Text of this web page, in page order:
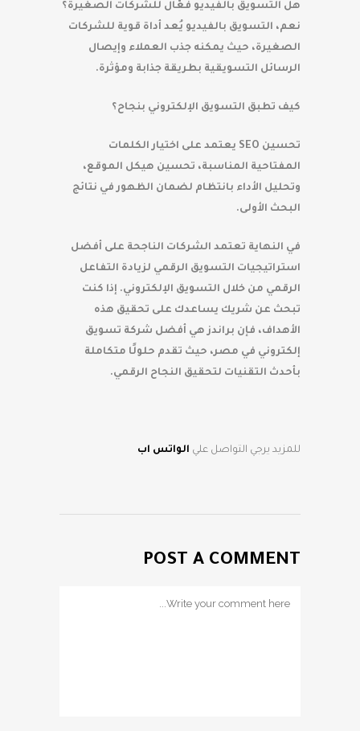
هل التسويق بالفيديو فعّال للشركات الصغيرة؟
نعم، التسويق بالفيديو يُعد أداة قوية للشركات
الصغيرة، حيث يمكنه جذب العملاء وإيصال
الرسائل التسويقية بطريقة جذابة ومؤثرة.
كيف تطبق التسويق الإلكتروني بنجاح؟
تحسين SEO يعتمد على اختيار الكلمات
المفتاحية المناسبة، تحسين هيكل الموقع،
وتحليل الأداء بانتظام لضمان الظهور في نتائج
البحث الأولى.
في النهاية تعتمد الشركات الناجحة على أفضل
استراتيجيات التسويق الرقمي لزيادة التفاعل
الرقمي من خلال التسويق الإلكتروني. إذا كنت
تبحث عن شريك يساعدك على تحقيق هذه
الأهداف، فإن براندز هي أفضل شركة تسويق
إلكتروني في مصر، حيث تقدم حلولًا متكاملة
بأحدث التقنيات لتحقيق النجاح الرقمي.
للمزيد يرجي التواصل علي الواتس اب
POST A COMMENT